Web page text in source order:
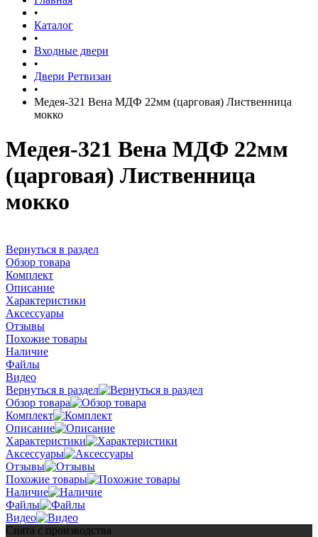
•
Каталог
•
Входные двери
•
Двери Ретвизан
•
Медея-321 Вена МДФ 22мм (царговая) Лиственница
мокко
Медея-321 Вена МДФ 22мм
(царговая) Лиственница
мокко
Вернуться в раздел
Обзор товара
Комплект
Описание
Характеристики
Аксессуары
Отзывы
Похожие товары
Наличие
Файлы
Видео
Вернуться в раздел
Обзор товара
Комплект
Описание
Характеристики
Аксессуары
Отзывы
Похожие товары
Наличие
Файлы
Видео
Снята с производства